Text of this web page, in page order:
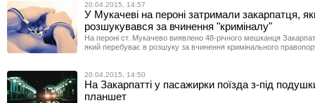
20.04.2015, 14:57
У Мукачеві на пероні затримали закарпатця,
розшукувався за вчинення "криміналу"
На пероні ст. Мукачево виявлено 48-річного мешканця
який перебуває в розшуку за вчинення кримінального
20.04.2015, 14:50
На Закарпатті у пасажирки поїзда з-під
планшет